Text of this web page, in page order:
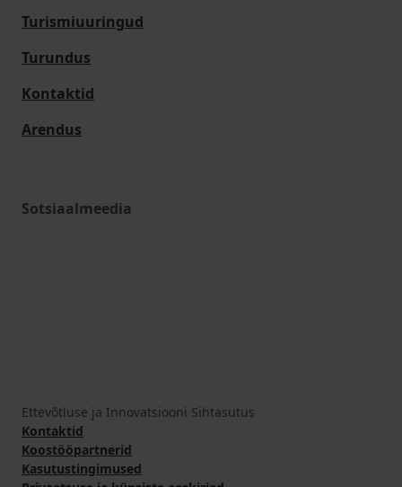
Turismiuuringud
Turundus
Kontaktid
Arendus
Sotsiaalmeedia
Ettevõtluse ja Innovatsiooni Sihtasutus
Kontaktid
Koostööpartnerid
Kasutustingimused